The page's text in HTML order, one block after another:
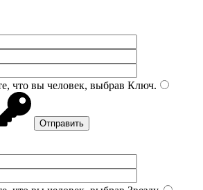
что вы человек, выбрав Ключ.